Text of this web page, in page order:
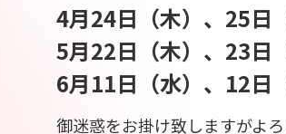
4月24日（木）、25日
5月22日（木）、23日
6月11日（水）、12日
御迷惑をお掛け致しますがよ